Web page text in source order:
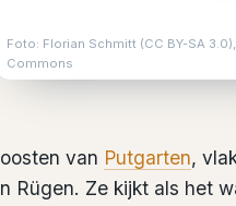
Foto: Florian Schmitt (CC BY-SA
Commons
van Putgarten,
Rügen. Ze kijkt als het